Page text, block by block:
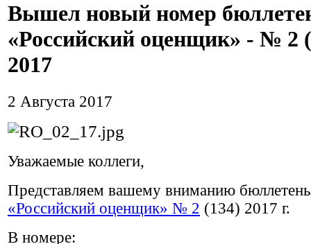
Вышел новый номер
«Российский оценщик» - № 2
2017
2 Августа 2017
Уважаемые коллеги,
Представляем вашему вниманию бюллетень
«Российский оценщик» № 2 (134) 2017 г.
В номере: